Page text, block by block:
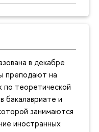
в декабре
преподают на
по теоретической
бакалавриате и
занимаются
иностранных